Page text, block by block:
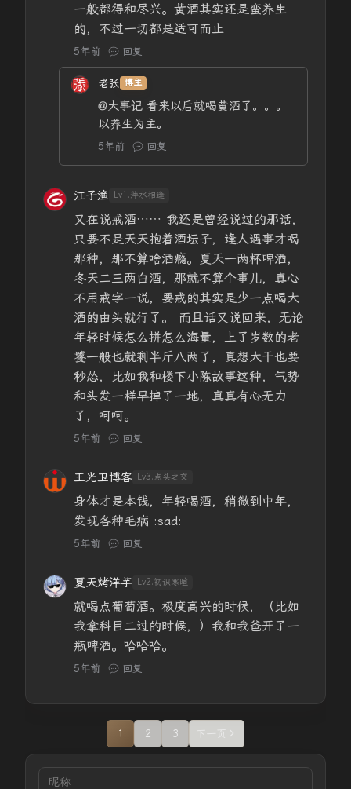
一般都得和尽兴。黄酒其实还是蛮养生
的，不过一切都是适可而止
5年前 回复
老张 博主
@大事记 看来以后就喝黄酒了。。。
以养生为主。
5年前 回复
江子渔 Lv1.萍水相逢
又在说戒酒…… 我还是曾经说过的那话，
只要不是天天抱着酒坛子，逢人遇事才喝
那种，那不算啥酒瘾。夏天一两杯啤酒，
冬天二三两白酒，那就不算个事儿，真心
不用戒字一说，要戒的其实是少一点喝大
酒的由头就行了。 而且话又说回来，无论
年轻时候怎么拼怎么海量，上了岁数的老
饕一般也就剩半斤八两了，真想大干也要
秒怂，比如我和楼下小陈故事这种，气势
和头发一样早掉了一地，真真有心无力
了，呵呵。
5年前 回复
王光卫博客 Lv3.点头之交
身体才是本钱，年轻喝酒，稍微到中年，
发现各种毛病 :sad:
5年前 回复
夏天烤洋芋 Lv2.初识寒暄
就喝点葡萄酒。极度高兴的时候，（比如
我拿科目二过的时候，）我和我爸开了一
瓶啤酒。哈哈哈。
5年前 回复
1 2 3 下一页